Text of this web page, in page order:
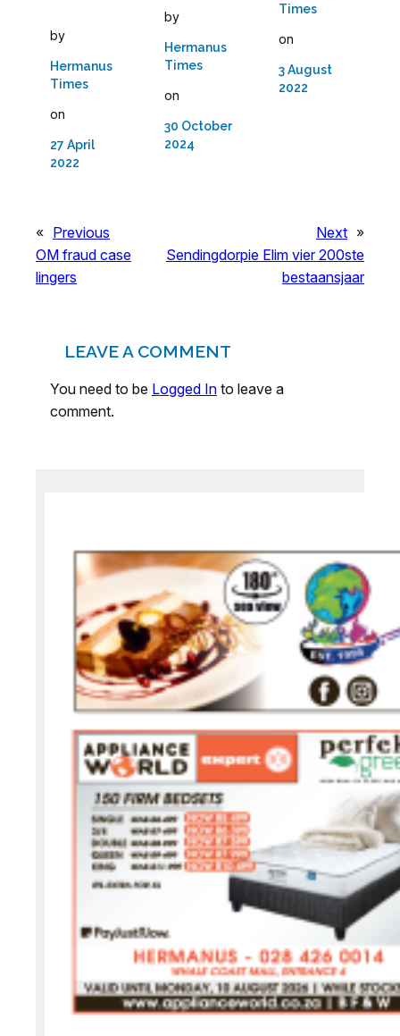
by
Hermanus
Times
on
27 April
2022
by
Hermanus
Times
on
30 October
2024
Times
on
3 August
2022
« Previous
OM fraud case
lingers
Next »
Sendingdorpie Elim vier 200ste
bestaansjaar
LEAVE A COMMENT
You need to be Logged In to leave a
comment.